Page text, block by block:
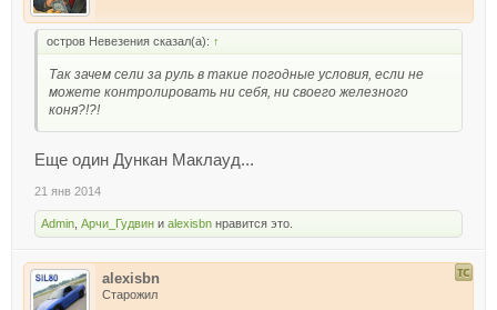
остров Невезения сказал(а): ↑
Так зачем сели за руль в такие погодные условия, если не
можете контролировать ни себя, ни своего железного
коня?!?!
Еще один Дункан Маклауд...
21 янв 2014
Admin Арчи_Гудвин и alexisbn нравится это.
alexisbn
Старожил